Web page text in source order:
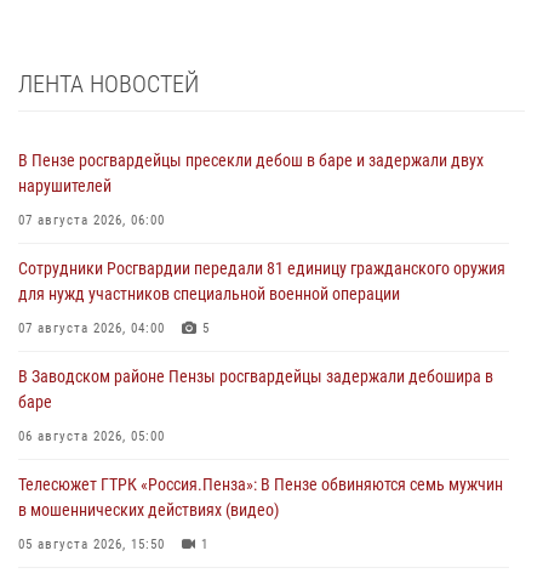
ЛЕНТА НОВОСТЕЙ
В Пензе росгвардейцы пресекли дебош в баре и задержали двух
нарушителей
07 августа 2026, 06:00
Сотрудники Росгвардии передали 81 единицу гражданского оружия
для нужд участников специальной военной операции
07 августа 2026, 04:00 5
В Заводском районе Пензы росгвардейцы задержали дебошира в
баре
06 августа 2026, 05:00
Телесюжет ГТРК «Россия.Пенза»: В Пензе обвиняются семь мужчин
в мошеннических действиях (видео)
05 августа 2026, 15:50 1